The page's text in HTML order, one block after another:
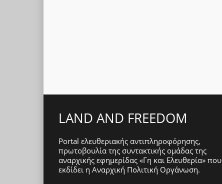
LAND AND FREEDOM
Portal ελευθεριακής αντιπληροφόρησης,
πρωτοβουλία της συντακτικής ομάδας της
αναρχικής εφημερίδας «Γη και Ελευθερία» που
εκδίδει η Αναρχική Πολιτική Οργάνωση.